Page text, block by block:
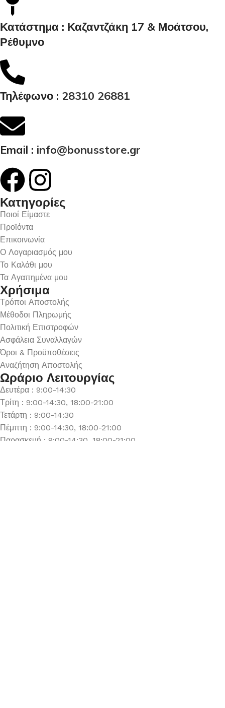
Κατάστημα : Καζαντζάκη 17 & Μοάτσου,
Ρέθυμνο
Τηλέφωνο : 28310 26881
Email : info@bonusstore.gr
Κατηγορίες
Ποιοί Είμαστε
Προϊόντα
Επικοινωνία
Ο Λογαριασμός μου
Το Καλάθι μου
Τα Αγαπημένα μου
Χρήσιμα
Τρόποι Αποστολής
Μέθοδοι Πληρωμής
Πολιτική Επιστροφών
Ασφάλεια Συναλλαγών
Όροι & Προϋποθέσεις
Αναζήτηση Αποστολής
Ωράριο Λειτουργίας
Δευτέρα : 9:00-14:30
Τρίτη : 9:00-14:30, 18:00-21:00
Τετάρτη : 9:00-14:30
Πέμπτη : 9:00-14:30, 18:00-21:00
Παρασκευή : 9:00-14:30, 18:00-21:00